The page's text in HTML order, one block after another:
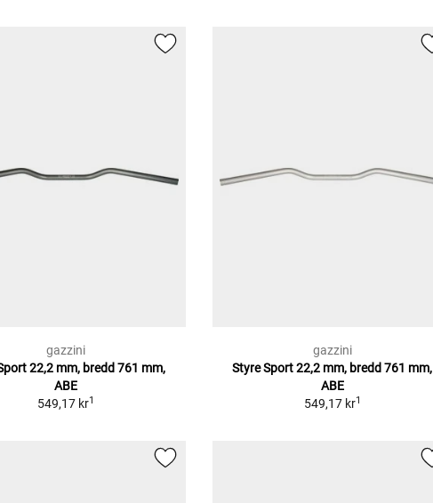
gazzini
22,2 mm, bredd 761 mm,
ABE
549,17 kr1
gazzini
Styre Sport 22,2 mm, bredd 761 mm,
ABE
549,17 kr1